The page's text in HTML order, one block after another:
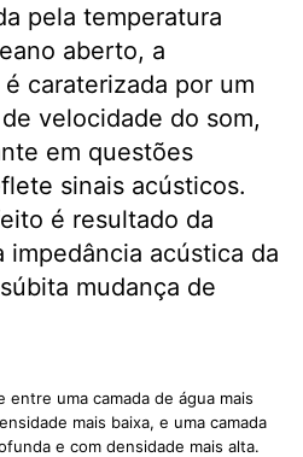
pela temperatura
aberto, a
caraterizada por um
velocidade do som,
em questões
sinais acústicos.
é resultado da
impedância acústica da
mudança de
uma camada de água mais
mais baixa, e uma camada
e com densidade mais alta.